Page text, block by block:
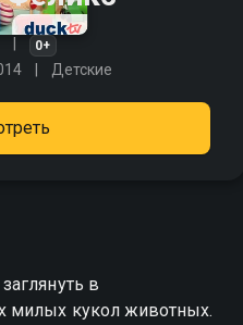
0+
Детские
в
милых кукол животных.